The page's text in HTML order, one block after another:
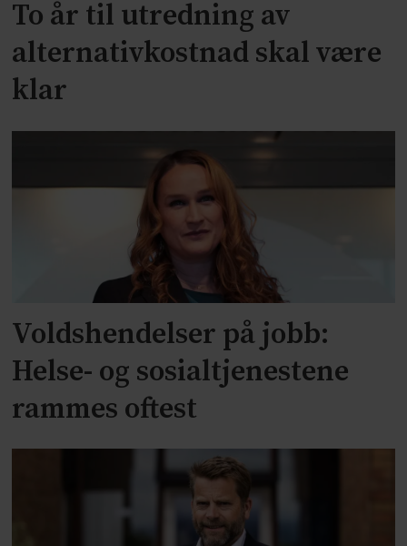
To år til utredning av
alternativkostnad skal være
klar
Voldshendelser på jobb:
Helse- og sosialtjenestene
rammes oftest